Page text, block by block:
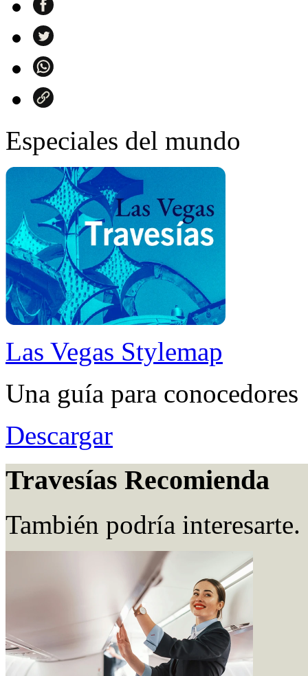
Especiales del mundo
Las Vegas Stylemap
Una guía para conocedores
Descargar
Travesías Recomienda
También podría interesarte.